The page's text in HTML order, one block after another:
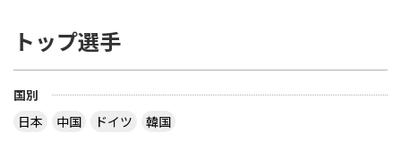
トップ選手
国別
日本
中国 ドイツ
韓国